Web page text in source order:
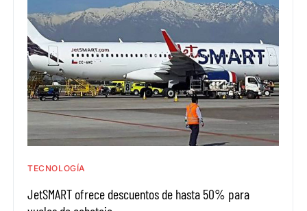
TECNOLOGÍA
JetSMART ofrece descuentos de hasta 50% para